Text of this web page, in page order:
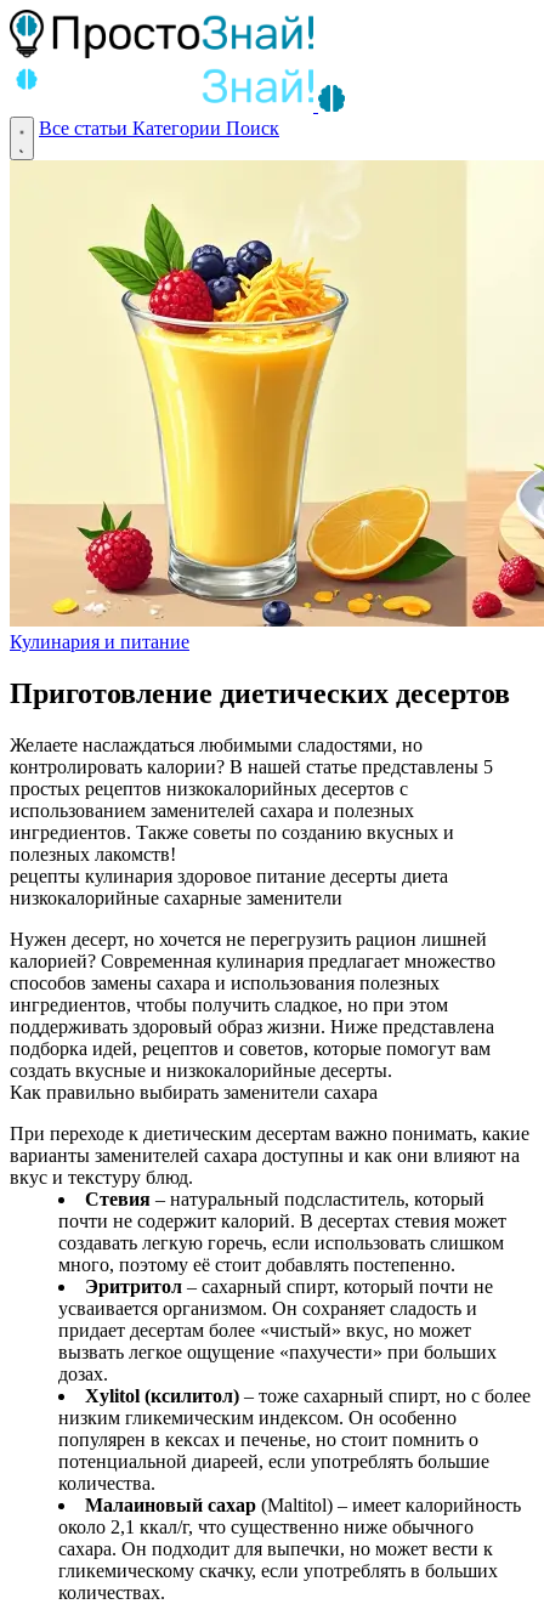
Все статьи Категории Поиск
Кулинария и питание
Приготовление диетических десертов
Желаете наслаждаться любимыми сладостями, но
контролировать калории? В нашей статье представлены 5
простых рецептов низкокалорийных десертов с
использованием заменителей сахара и полезных
ингредиентов. Также советы по созданию вкусных и
полезных лакомств!
рецепты кулинария здоровое питание десерты диета
низкокалорийные сахарные заменители
Нужен десерт, но хочется не перегрузить рацион лишней
калорией? Современная кулинария предлагает множество
способов замены сахара и использования полезных
ингредиентов, чтобы получить сладкое, но при этом
поддерживать здоровый образ жизни. Ниже представлена
подборка идей, рецептов и советов, которые помогут вам
создать вкусные и низкокалорийные десерты.
Как правильно выбирать заменители сахара
При переходе к диетическим десертам важно понимать, какие
варианты заменителей сахара доступны и как они влияют на
вкус и текстуру блюд.
Стевия – натуральный подсластитель, который
почти не содержит калорий. В десертах стевия может
создавать легкую горечь, если использовать слишком
много, поэтому её стоит добавлять постепенно.
Эритритол – сахарный спирт, который почти не
усваивается организмом. Он сохраняет сладость и
придает десертам более «чистый» вкус, но может
вызвать легкое ощущение «пахучести» при больших
дозах.
Xylitol (ксилитол) – тоже сахарный спирт, но с более
низким гликемическим индексом. Он особенно
популярен в кексах и печенье, но стоит помнить о
потенциальной диареей, если употреблять большие
количества.
Малаиновый сахар (Maltitol) – имеет калорийность
около 2,1 ккал/г, что существенно ниже обычного
сахара. Он подходит для выпечки, но может вести к
гликемическому скачку, если употреблять в больших
количествах.